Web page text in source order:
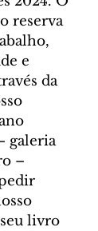
reserva
e
da
galeria
–
livro